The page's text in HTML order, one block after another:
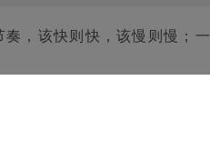
，该快则快，该慢则慢；一